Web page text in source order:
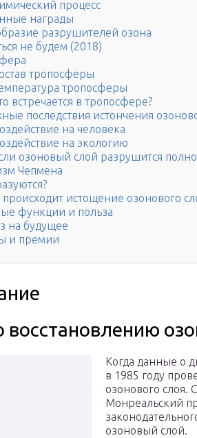
процесс
награды
разрушителей озона
не будем (2018)
тропосферы
тропосферы
встречается в тропосфере?
последствия истончения
на человека
на экологию
озоновый слой разрушится
Чепмена
истощение озонового
функции и польза
на будущее
и премии
Когда данные о
в 1985 году
озонового слоя.
Монреальский
озоновый слой.